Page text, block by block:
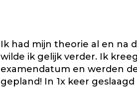
Ik had mijn theorie al en na
wilde ik gelijk verder. Ik
examendatum en werden
gepland! In 1x keer